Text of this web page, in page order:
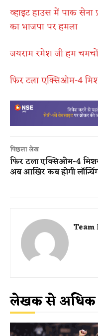
व्हाइट हाउस में पाक सेना
का भाजपा पर हमला
जयराम रमेश जी हम
फिर टला एक्सिओम-4
पिछला लेख
फिर टला एक्सिओम-4
अब आखिर कब होगी
Team
लेखक से अधिक